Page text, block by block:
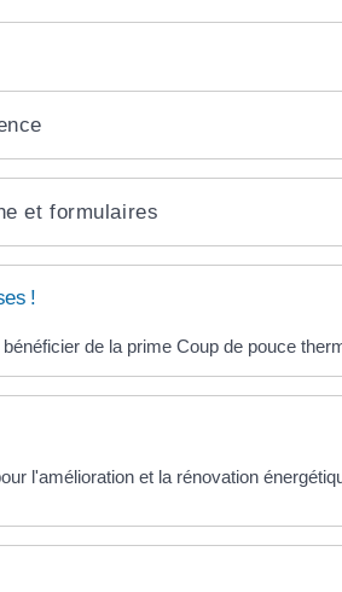
et formulaires
!
de la prime Coup de pouce
l'amélioration et la rénovation